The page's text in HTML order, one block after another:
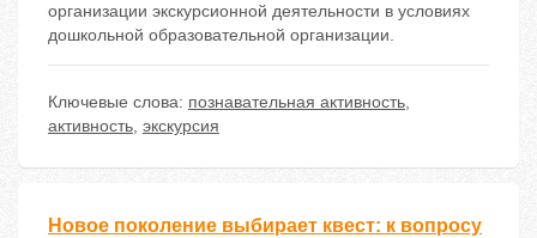
организации экскурсионной деятельности в условиях
дошкольной образовательной организации.
Ключевые слова: познавательная активность,
активность, экскурсия
Новое поколение выбирает квест: к вопросу